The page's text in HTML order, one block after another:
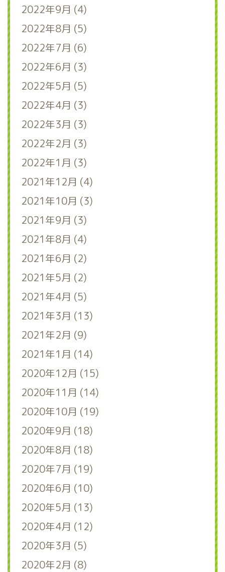
2022年9月 (4)
2022年8月 (5)
2022年7月 (6)
2022年6月 (3)
2022年5月 (5)
2022年4月 (3)
2022年3月 (3)
2022年2月 (3)
2022年1月 (3)
2021年12月 (4)
2021年10月 (3)
2021年9月 (3)
2021年8月 (4)
2021年6月 (2)
2021年5月 (2)
2021年4月 (5)
2021年3月 (13)
2021年2月 (9)
2021年1月 (14)
2020年12月 (15)
2020年11月 (14)
2020年10月 (19)
2020年9月 (18)
2020年8月 (18)
2020年7月 (19)
2020年6月 (10)
2020年5月 (13)
2020年4月 (12)
2020年3月 (5)
2020年2月 (8)